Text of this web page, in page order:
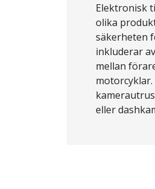
Elektronisk
olika
säkerheten
inkluderar
mellan
eller